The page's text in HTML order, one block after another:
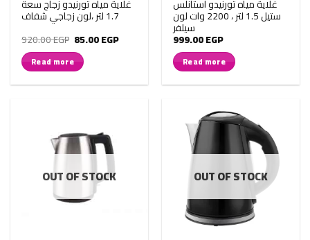
غلاية مياه تورنيدو زجاج سعة
1.7 لتر ،لون زجاجي شفاف
920.00EGP Original
price
was:
920.00 EGP.
85.00EGPCurrent
Read more
غلاية مياه تورنيدو استانلس
ستيل 1.5 لتر ، 2200 وات لون
سيلفر
999.00EGP
Read more
OUT OF STOCK OUT OF STOCK